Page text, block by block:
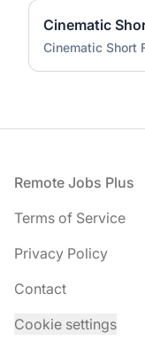
Cinematic
Cinematic Short
Footer
Remote Jobs Plus
Terms of Service
Privacy Policy
Contact
Cookie settings